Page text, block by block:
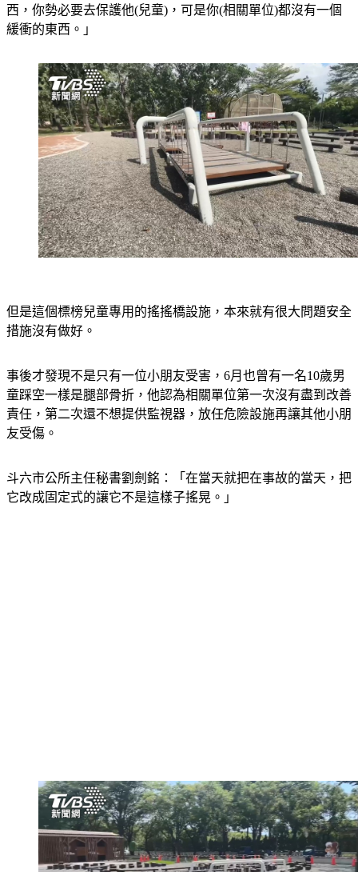
西，你勢必要去保護他(兒童)，可是你(相關單位)都沒有一個
緩衝的東西。」
但是這個標榜兒童專用的搖搖橋設施，本來就有很大問題安全
措施沒有做好。
事後才發現不是只有一位小朋友受害，6月也曾有一名10歲男
童踩空一樣是腿部骨折，他認為相關單位第一次沒有盡到改善
責任，第二次還不想提供監視器，放任危險設施再讓其他小朋
友受傷。
斗六市公所主任秘書劉劍銘：「在當天就把在事故的當天，把
它改成固定式的讓它不是這樣子搖晃。」